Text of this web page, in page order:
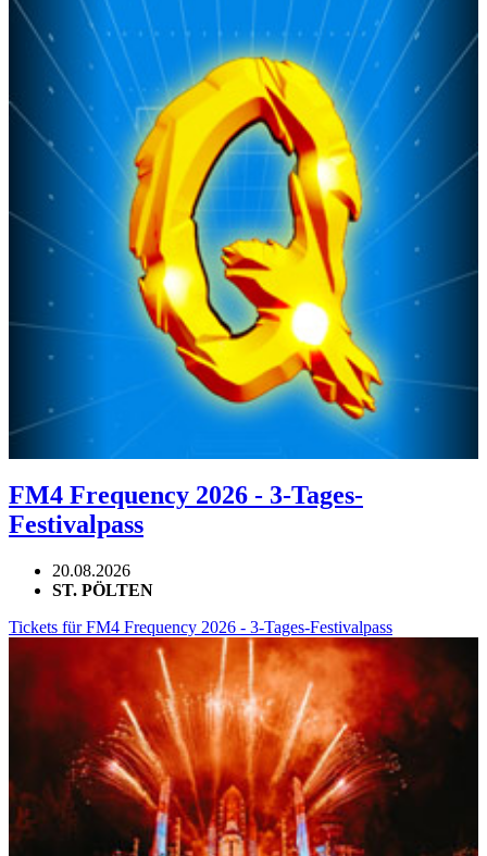
FM4 Frequency 2026 - 3-Tages-
Festivalpass
20.08.2026
ST. PÖLTEN
Tickets für FM4 Frequency 2026 - 3-Tages-Festivalpass